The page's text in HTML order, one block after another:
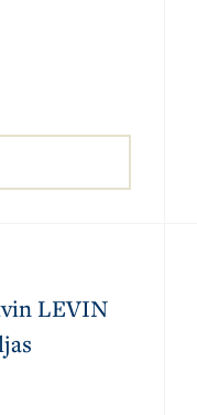
LEVIN